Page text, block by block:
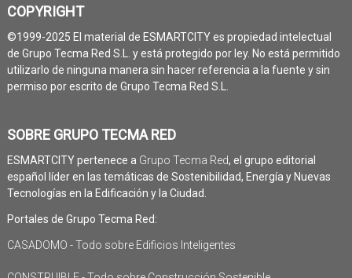
COPYRIGHT
©1999-2025 El material de ESMARTCITY es propiedad intelectual
de Grupo Tecma Red S.L. y está protegido por ley. No está permitido
utilizarlo de ninguna manera sin hacer referencia a la fuente y sin
permiso por escrito de Grupo Tecma Red S.L.
SOBRE GRUPO TECMA RED
ESMARTCITY pertenece a Grupo Tecma Red, el grupo editorial
español líder en las temáticas de Sostenibilidad, Energía y Nuevas
Tecnologías en la Edificación y la Ciudad.
Portales de Grupo Tecma Red:
CASADOMO - Todo sobre Edificios Inteligentes